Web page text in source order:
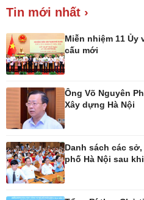
Hồ sơ
Kinh tế
Bất động sản
Khởi nghiệp
Tin mới nhất ›
Miễn nhiệm 11 Ủy
cấu mới
Ông Võ Nguyên
Xây dựng Hà Nội
Danh sách các
phố Hà Nội sau